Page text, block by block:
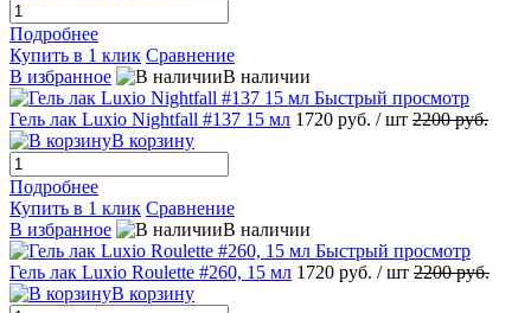
Подробнее
Купить в 1 клик Сравнение
В избранное
В наличии
Быстрый просмотр
Гель лак Luxio Nightfall #137 15 мл 1720 руб. / шт 2200 руб.
В корзину
Подробнее
Купить в 1 клик Сравнение
В избранное
В наличии
Быстрый просмотр
Гель лак Luxio Roulette #260, 15 мл 1720 руб. / шт 2200 руб.
В корзину